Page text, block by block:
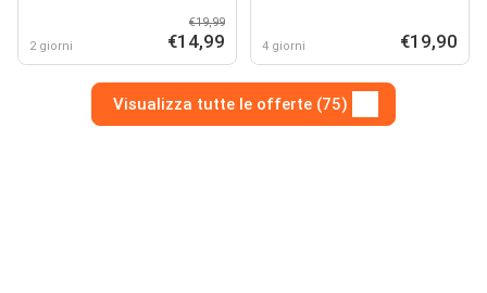
2 giorni
€19,99
€14,99 4 giorni €19,90
Visualizza tutte le offerte (75)